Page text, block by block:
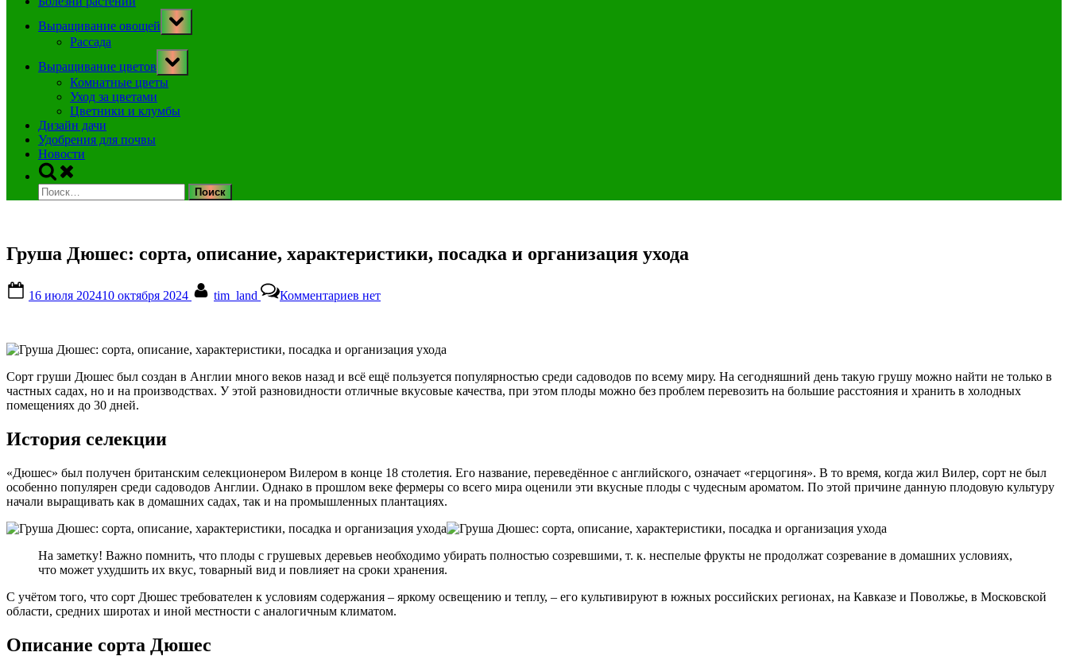
Выращивание овощей
Toggle
sub-
Рассада
Выращивание цветов
Toggle
sub-
menu
Комнатные цветы
Уход за цветами
Цветники и клумбы
Дизайн дачи
Удобрения для почвы
Новости
Toggle
search
form
Найти:
Груша Дюшес: сорта, описание, характеристики, посадка и организация ухода
on
16 июля 202410 октября 2024 tim_land Комментариевзаписи
описание,
характеристики,
посадка
нет
Сорт груши Дюшес был создан в Англии много веков назад и всё ещё пользуется популярностью среди садоводов по всему миру. На сегодняшний день такую грушу можно найти не только в
частных садах, но и на производствах. У этой разновидности отличные вкусовые качества, при этом плоды можно без проблем перевозить на большие расстояния и хранить в холодных
помещениях до 30 дней.
История селекции
«Дюшес» был получен британским селекционером Вилером в конце 18 столетия. Его название, переведённое с английского, означает «герцогиня». В то время, когда жил Вилер, сорт не был
особенно популярен среди садоводов Англии. Однако в прошлом веке фермеры со всего мира оценили эти вкусные плоды с чудесным ароматом. По этой причине данную плодовую культуру
начали выращивать как в домашних садах, так и на промышленных плантациях.
На заметку! Важно помнить, что плоды с грушевых деревьев необходимо убирать полностью созревшими, т. к. неспелые фрукты не продолжат созревание в домашних условиях,
что может ухудшить их вкус, товарный вид и повлияет на сроки хранения.
С учётом того, что сорт Дюшес требователен к условиям содержания – яркому освещению и теплу, – его культивируют в южных российских регионах, на Кавказе и Поволжье, в Московской
области, средних широтах и иной местности с аналогичным климатом.
Описание сорта Дюшес